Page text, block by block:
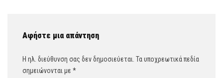
Αφήστε μια απάντηση
Η ηλ. διεύθυνση σας δεν δημοσιεύεται. Τα υποχρεωτικά πεδία
σημειώνονται με *